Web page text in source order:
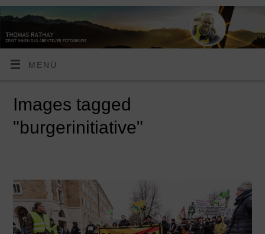
MENÜ
Images tagged
"burgerinitiative"